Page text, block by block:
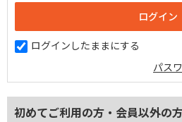
ログインしたままにする
パス
初めてご利用の方・会員以外の